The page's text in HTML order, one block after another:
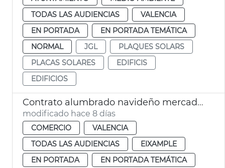
TODAS LAS AUDIENCIAS
VALENCIA
EN PORTADA
EN PORTADA TEMÁTICA
NORMAL
JGL
PLAQUES SOLARS
PLACAS SOLARES
EDIFICIS
EDIFICIOS
Contrato alumbrado navideño mercados municipales València
modificado hace 8 días
COMERCIO
VALENCIA
TODAS LAS AUDIENCIAS
EIXAMPLE
EN PORTADA
EN PORTADA TEMÁTICA